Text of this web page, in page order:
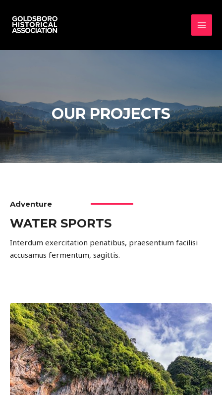
OUR PROJECTS
Adventure
WATER SPORTS
Interdum exercitation penatibus, praesentium facilisi
accusamus fermentum, sagittis.